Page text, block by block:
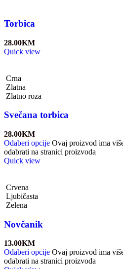
Torbica
28.00KM
Quick view
Crna
Zlatna
Zlatno roza
Svečana torbica
28.00KM
Odaberi opcije Ovaj proizvod ima
odabrati na stranici proizvoda
Quick view
Crvena
Ljubičasta
Zelena
Novčanik
13.00KM
Odaberi opcije Ovaj proizvod ima
odabrati na stranici proizvoda